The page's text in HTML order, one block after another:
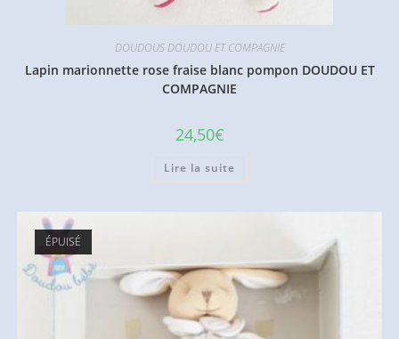
DOUDOUS DOUDOU ET COMPAGNIE
Lapin marionnette rose fraise blanc pompon DOUDOU ET
COMPAGNIE
24,50€
Lire la suite
ÉPUISÉ